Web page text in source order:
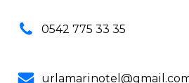
0542 775 33 35